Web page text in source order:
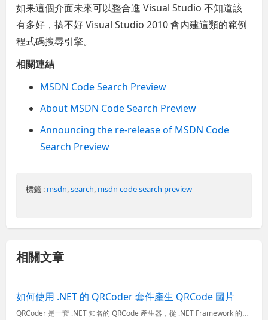
如果這個介面未來可以整合進 Visual Studio 不知道該
有多好，搞不好 Visual Studio 2010 會內建這類的範例
程式碼搜尋引擎。
相關連結
MSDN Code Search Preview
About MSDN Code Search Preview
Announcing the re-release of MSDN Code
Search Preview
標籤 : msdn ,search msdn code search preview
相關文章
如何使用 .NET 的 QRCoder 套件產生 QRCode 圖片
QRCoder 是一套 .NET 知名的 QRCode 產生器，從 .NET Framework 的年代就存在，支援多種 QRCode 輸出格式，並且可以輸出成 Bitmap 或 PNG 等圖片類型。